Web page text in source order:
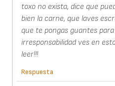
toxo no exista, dice que
bien la carne, que laves
que te pongas guantes
irresponsabilidad ves en
leer!!!
Respuesta